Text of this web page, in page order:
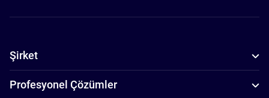
Şirket
Profesyonel Çözümler